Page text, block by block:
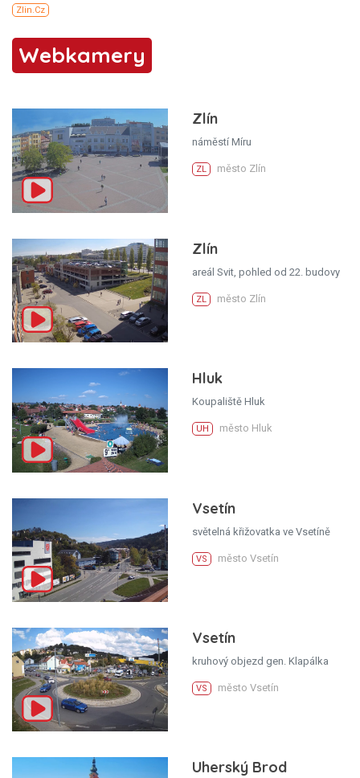
Webkamery
Zlín
náměstí Míru
ZL město Zlín
Zlín
areál Svit, pohled od 22. budovy
ZL město Zlín
Hluk
Koupaliště Hluk
UH město Hluk
Vsetín
světelná křižovatka ve Vsetíně
VS město Vsetín
Vsetín
kruhový objezd gen. Klapálka
VS město Vsetín
Uherský Brod